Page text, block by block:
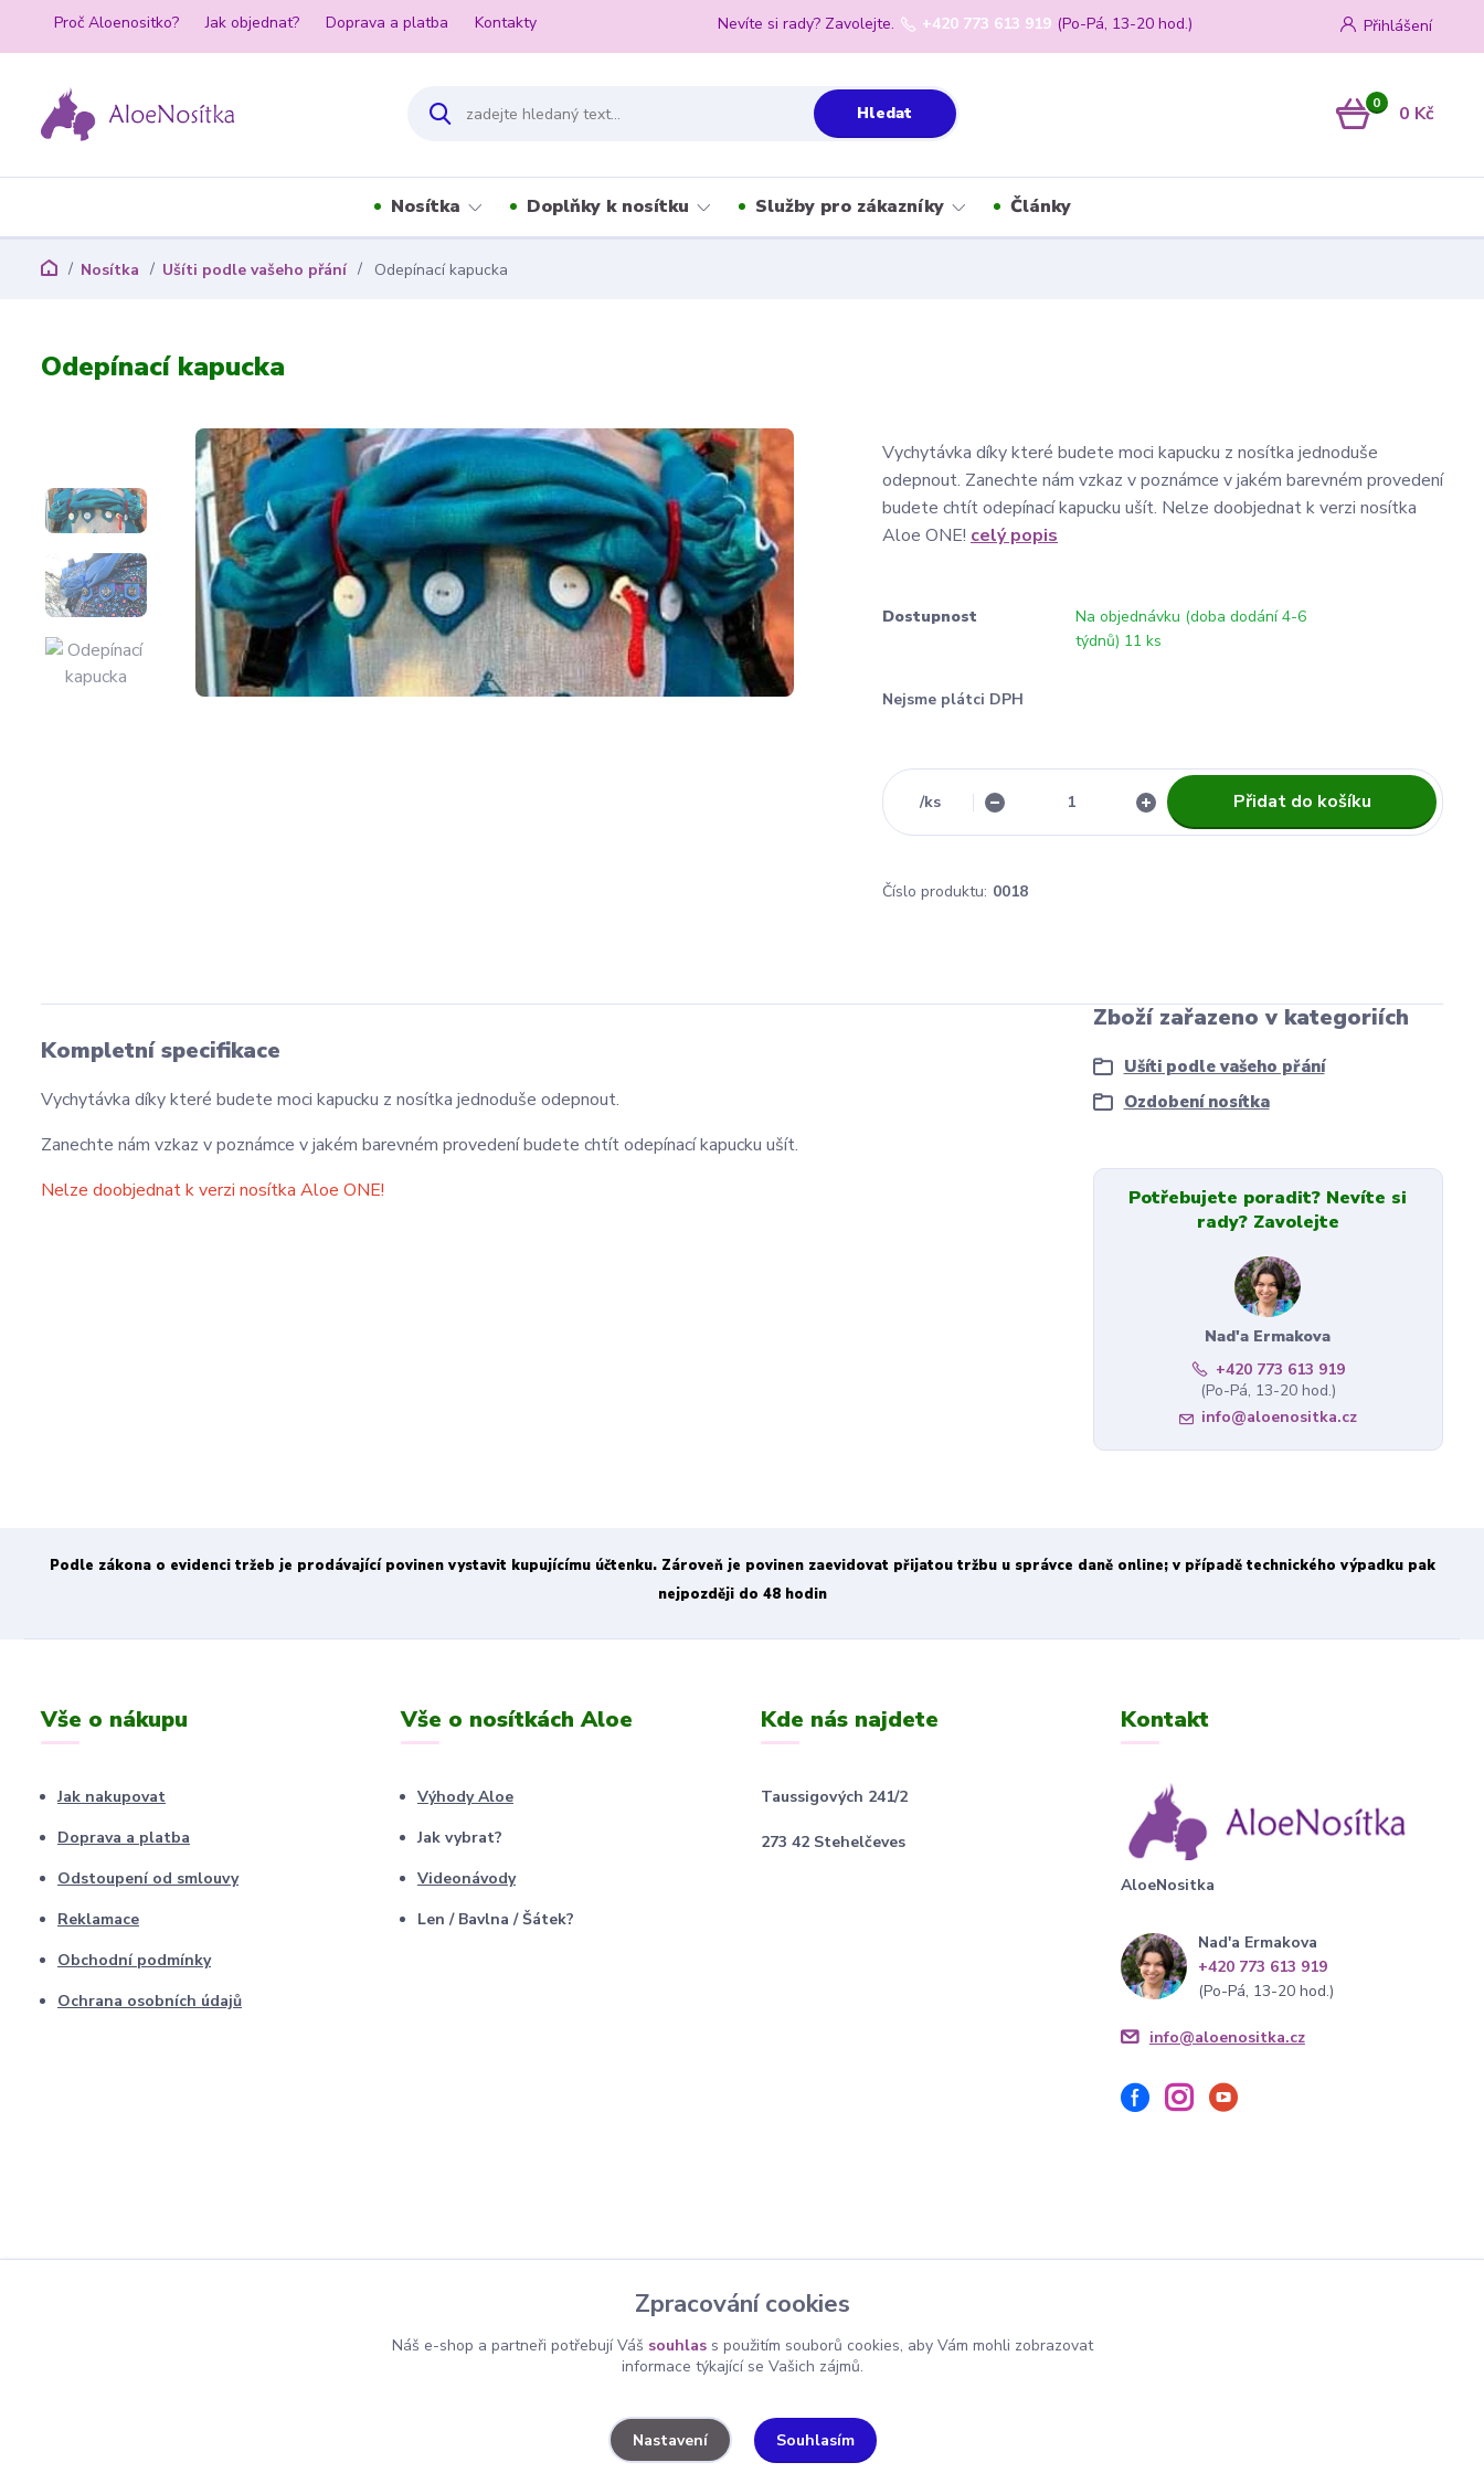
Proč Aloenositko? Jak objednat? Doprava a platba Kontakty Přihlášení
Hledat
Nevíte si rady? Zavolejte. +420 773 613 919 (Po-Pá, 13-20 hod.)
0 0 Kč
Nosítka Doplňky k nosítku Služby pro zákazníky Články
Nosítka Ušíti podle vašeho přání Odepínací kapucka
Odepínací kapucka
Vychytávka díky které budete moci kapucku z nosítka jednoduše
odepnout. Zanechte nám vzkaz v poznámce v jakém barevném provedení
budete chtít odepínací kapucku ušít. Nelze doobjednat k verzi nosítka
Aloe ONE! celý popis
Dostupnost
Na objednávku (doba dodání 4-6
týdnů) 11 ks
Nejsme plátci DPH
/ks Přidat do košíku
Číslo produktu: 0018
Kompletní specifikace
Vychytávka díky které budete moci kapucku z nosítka jednoduše odepnout.
Zanechte nám vzkaz v poznámce v jakém barevném provedení budete chtít odepínací kapucku ušít.
Nelze doobjednat k verzi nosítka Aloe ONE!
Zboží zařazeno v kategoriích
Ušíti podle vašeho přání
Ozdobení nosítka
Potřebujete poradit? Nevíte si
rady? Zavolejte
Nad'a Ermakova
+420 773 613 919
(Po-Pá, 13-20 hod.)
info@aloenositka.cz
Podle zákona o evidenci tržeb je prodávající povinen vystavit kupujícímu účtenku. Zároveň je povinen zaevidovat přijatou tržbu u správce daně online; v případě technického výpadku pak
nejpozději do 48 hodin
Vše o nákupu
Jak nakupovat
Doprava a platba
Odstoupení od smlouvy
Reklamace
Obchodní podmínky
Ochrana osobních údajů
Vše o nosítkách Aloe
Výhody Aloe
Jak vybrat?
Videonávody
Len / Bavlna / Šátek?
Kde nás najdete
Taussigových 241/2
273 42 Stehelčeves
Kontakt
AloeNositka
Nad'a Ermakova
+420 773 613 919
(Po-Pá, 13-20 hod.)
info@aloenositka.cz
Zpracování cookies
Náš e-shop a partneři potřebují Váš souhlass použitím souborů cookies, aby Vám mohli zobrazovat
informace týkající se Vašich zájmů.
Nastavení Souhlasím